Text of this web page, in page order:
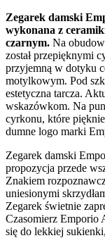
Zegarek damski
wykonana z
czarnym. Na
został przepięknymi
przyjemną w dotyku
motylkowym. Pod
estetyczna tarcza.
wskazówkom. Na
cyrkonu, które
dumne logo marki
Zegarek damski
propozycja przede
Znakiem
uniesionymi
Zegarek świetnie
Czasomierz Emporio
się do lekkiej